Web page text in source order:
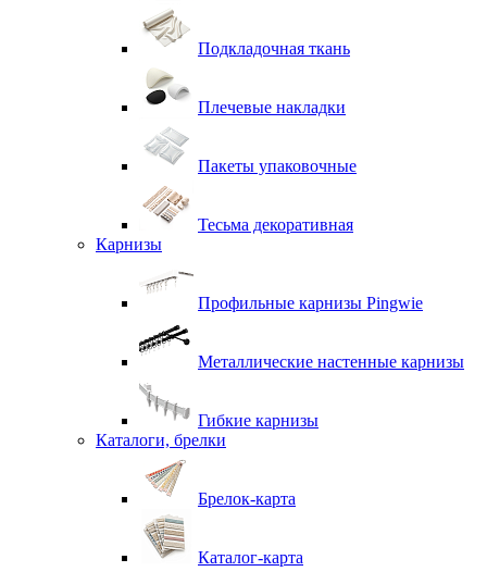
Подкладочная ткань
Плечевые накладки
Пакеты упаковочные
Тесьма декоративная
Карнизы
Профильные карнизы Pingwie
Металлические настенные карнизы
Гибкие карнизы
Каталоги, брелки
Брелок-карта
Каталог-карта